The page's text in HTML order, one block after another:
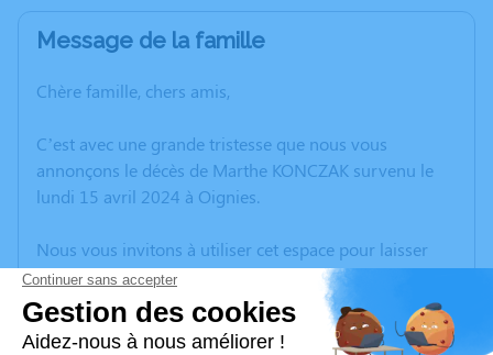
Message de la famille
Chère famille, chers amis,
C’est avec une grande tristesse que nous vous
annonçons le décès de Marthe KONCZAK survenu le
lundi 15 avril 2024 à Oignies.
Nous vous invitons à utiliser cet espace pour laisser
vos condoléances, partager des photos souvenirs, une
anecdote ou exprimer vos pensées à travers des
poèmes ou des textes. Cet endroit est un lieu